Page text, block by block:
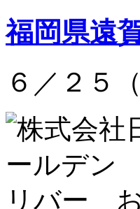
福岡県遠
６／２５